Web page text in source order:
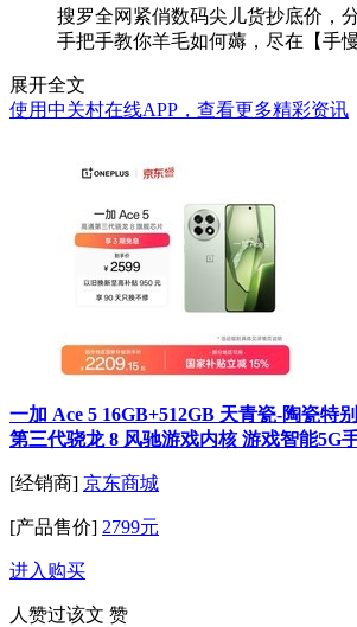
搜罗全网紧俏数码尖儿货抄底价，
手把手教你羊毛如何薅，尽在【手慢
展开全文
使用中关村在线APP，查看更多精彩资讯
一加 Ace 5 16GB+512GB 天青瓷-陶瓷特
第三代骁龙 8 风驰游戏内核 游戏智能5G
[经销商] 京东商城
[产品售价] 2799元
进入购买
人赞过该文 赞